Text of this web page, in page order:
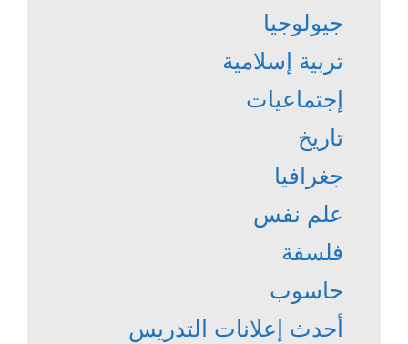
جيولوجيا
تربية إسلامية
إجتماعيات
تاريخ
جغرافيا
علم نفس
فلسفة
حاسوب
أحدث إعلانات التدريس